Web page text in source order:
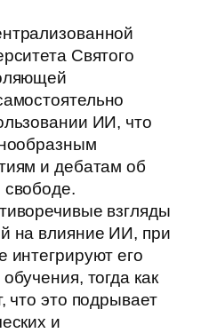
Святого
ИИ, что
и дебатам об
свободе.
взгляды
на влияние ИИ, при
интегрируют его
тогда как
что это подрывает
и